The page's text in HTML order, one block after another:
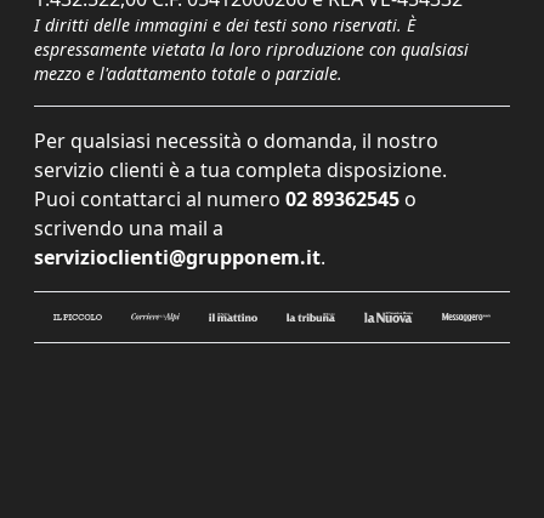
I diritti delle immagini e dei testi sono riservati. È
espressamente vietata la loro riproduzione con qualsiasi
mezzo e l'adattamento totale o parziale.
Per qualsiasi necessità o domanda, il nostro
servizio clienti è a tua completa disposizione.
Puoi contattarci al numero 02 89362545 o
scrivendo una mail a
servizioclienti@grupponem.it.